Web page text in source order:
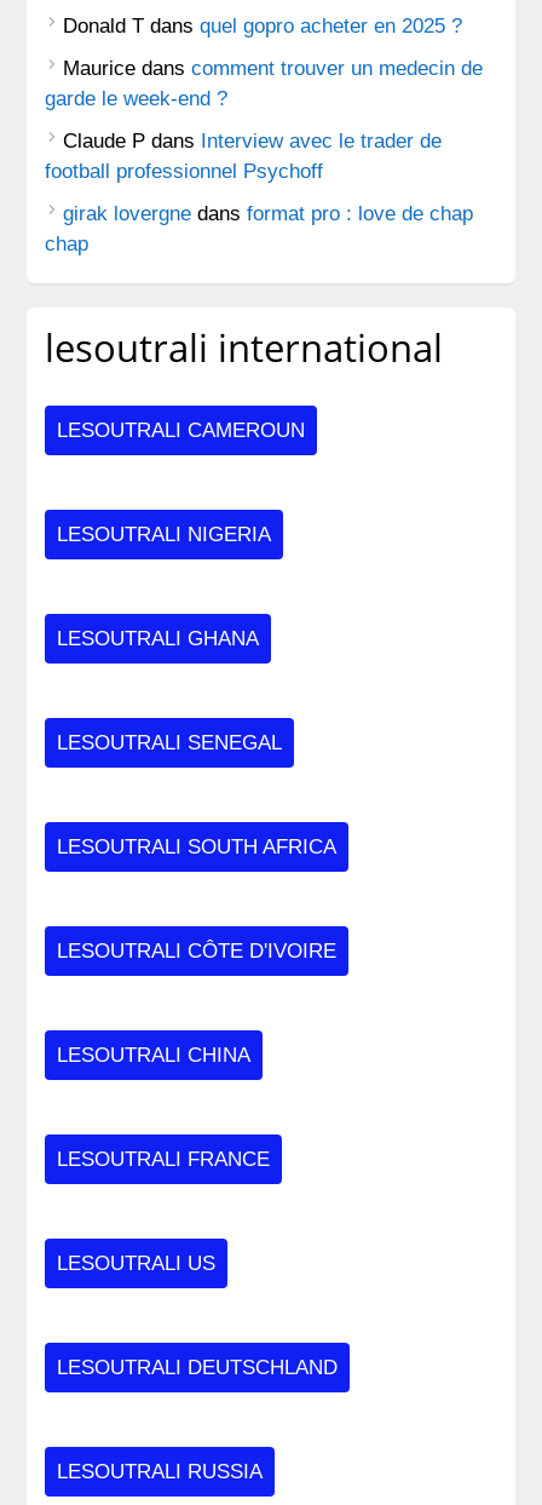
Donald T dansquel gopro acheter en 2025 ?
Maurice danscomment trouver un medecin de
garde le week-end ?
Claude P dans
Interview avec le trader de
football professionnel Psychoff
girak lovergne dansformat pro : love de chap
chap
lesoutrali international
LESOUTRALI CAMEROUN
LESOUTRALI NIGERIA
LESOUTRALI GHANA
LESOUTRALI SENEGAL
LESOUTRALI SOUTH AFRICA
LESOUTRALI CÔTE D'IVOIRE
LESOUTRALI CHINA
LESOUTRALI FRANCE
LESOUTRALI US
LESOUTRALI DEUTSCHLAND
LESOUTRALI RUSSIA